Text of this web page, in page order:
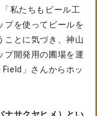
私たちもビール工
プを使ってビールを
ことに気づき、神山
プ開発用の圃場を運
」さんからホッ
ナサクヤヒメ）とい